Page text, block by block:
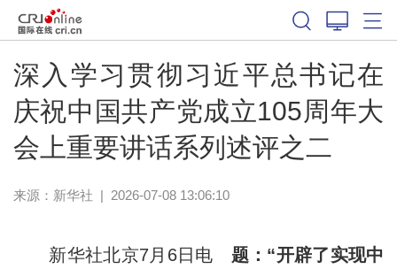
深入学习贯彻习近平总书记在
庆祝中国共产党成立105周年大
会上重要讲话系列述评之二
来源： 新华社 | 2026-07-08 13:06:10
新华社北京7月6日电 题：“开辟了实现中